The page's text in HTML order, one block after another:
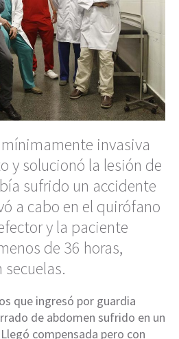
invasiva
y solucionó la lesión de
sufrido un accidente
a cabo en el quirófano
y la paciente
de 36 horas,
que ingresó por guardia
de abdomen sufrido en un
compensada pero con